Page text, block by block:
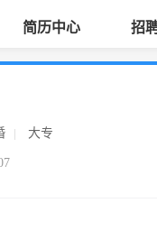
简历中心 招
大专